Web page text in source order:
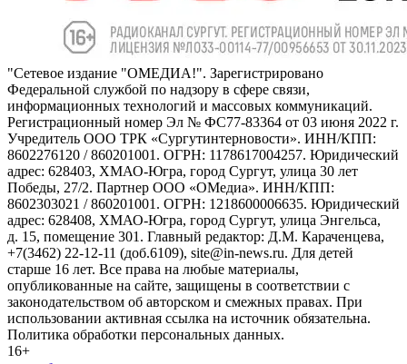
"Сетевое издание "ОМЕДИА!". Зарегистрировано
Федеральной службой по надзору в сфере связи,
информационных технологий и массовых коммуникаций.
Регистрационный номер Эл № ФС77-83364 от 03 июня 2022 г.
Учредитель ООО ТРК «Сургутинтерновости». ИНН/КПП:
8602276120 / 860201001. ОГРН: 1178617004257. Юридический
адрес: 628403, ХМАО-Югра, город Сургут, улица 30 лет
Победы, 27/2. Партнер ООО «ОМедиа». ИНН/КПП:
8602303021 / 860201001. ОГРН: 1218600006635. Юридический
адрес: 628408, ХМАО-Югра, город Сургут, улица Энгельса,
д. 15, помещение 301. Главный редактор: Д.М. Караченцева,
+7(3462) 22-12-11 (доб.6109), site@in-news.ru. Для детей
старше 16 лет. Все права на любые материалы,
опубликованные на сайте, защищены в соответствии с
законодательством об авторском и смежных правах. При
использовании активная ссылка на источник обязательна.
Политика обработки персональных данных.
16+